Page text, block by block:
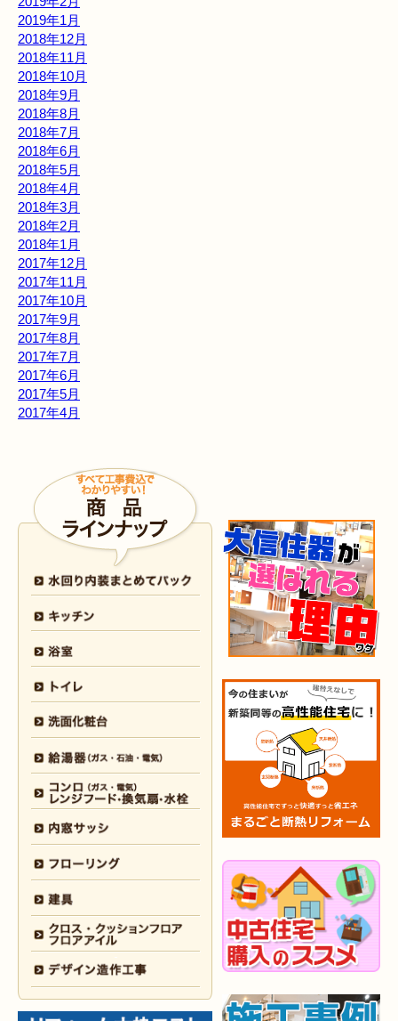
2019年1月
2018年12月
2018年11月
2018年10月
2018年9月
2018年8月
2018年7月
2018年6月
2018年5月
2018年4月
2018年3月
2018年2月
2018年1月
2017年12月
2017年11月
2017年10月
2017年9月
2017年8月
2017年7月
2017年6月
2017年5月
2017年4月